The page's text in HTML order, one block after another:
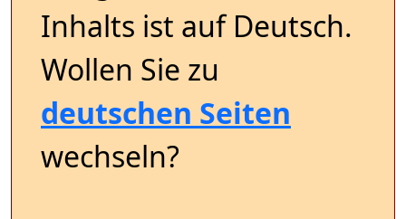
Inhalts ist auf Deutsch.
Wollen Sie zu
deutschen Seiten
wechseln?